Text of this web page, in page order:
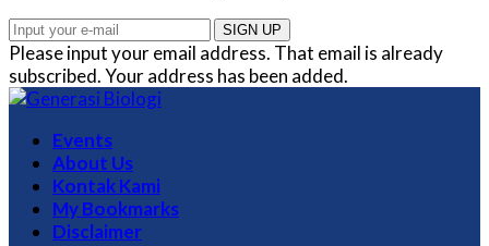
SIGN UP
Please input your email address. That email is already
subscribed.Your address has been added.
Events
About Us
Kontak Kami
My Bookmarks
Disclaimer